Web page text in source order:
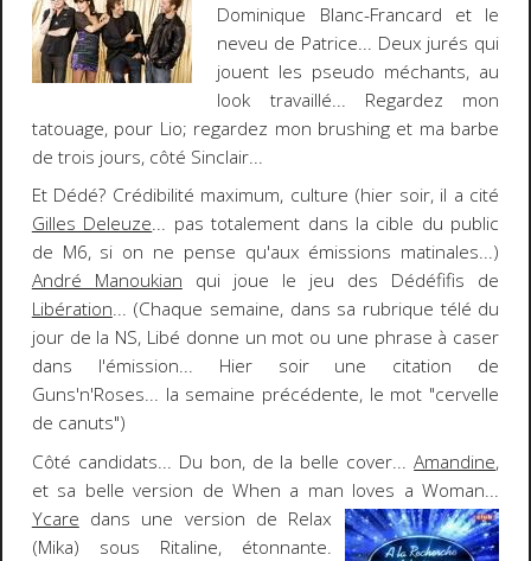
Dominique Blanc-Francard et le
neveu de Patrice... Deux jurés qui
jouent les pseudo méchants, au
look travaillé... Regardez mon
tatouage, pour Lio; regardez mon brushing et ma barbe
de trois jours, côté Sinclair...
Et Dédé? Crédibilité maximum, culture (hier soir, il a cité
Gilles Deleuze... pas totalement dans la cible du public
de M6, si on ne pense qu'aux émissions matinales...)
André Manoukian qui joue le jeu des Dédéfifis de
Libération... (Chaque semaine, dans sa rubrique télé du
jour de la NS, Libé donne un mot ou une phrase à caser
dans l'émission... Hier soir une citation de
Guns'n'Roses... la semaine précédente, le mot "cervelle
de canuts")
Côté candidats... Du bon, de la belle cover...Amandine,
et sa belle version de When a man loves a Woman...
Ycare dans une version de Relax
(Mika) sous Ritaline, étonnante.